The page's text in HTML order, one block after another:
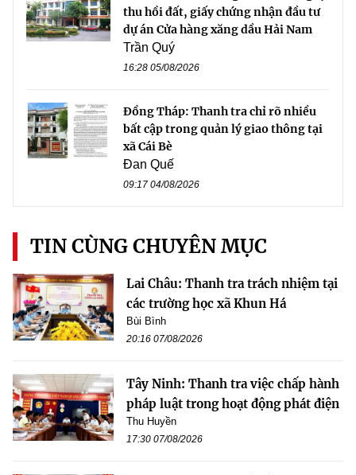
thu hồi đất, giấy chứng nhận đầu tư
dự án Cửa hàng xăng dầu Hải Nam
Trần Quý
16:28 05/08/2026
Đồng Tháp: Thanh tra chỉ rõ nhiều
bất cập trong quản lý giao thông tại
xã Cái Bè
Đan Quế
09:17 04/08/2026
TIN CÙNG CHUYÊN MỤC
Lai Châu: Thanh tra trách nhiệm tại
các trường học xã Khun Há
Bùi Bình
20:16 07/08/2026
Tây Ninh: Thanh tra việc chấp hành
pháp luật trong hoạt động phát điện
Thu Huyền
17:30 07/08/2026